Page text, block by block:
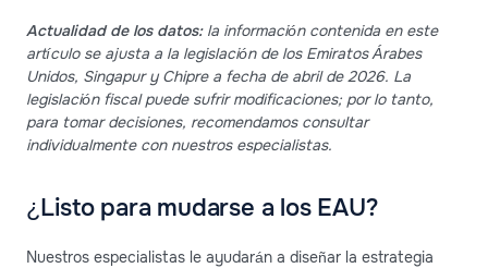
Actualidad de los datos: la información contenida en este
artículo se ajusta a la legislación de los Emiratos Árabes
Unidos, Singapur y Chipre a fecha de abril de 2026. La
legislación fiscal puede sufrir modificaciones; por lo tanto,
para tomar decisiones, recomendamos consultar
individualmente con nuestros especialistas.
¿Listo para mudarse a los EAU?
Nuestros especialistas le ayudarán a diseñar la estrategia